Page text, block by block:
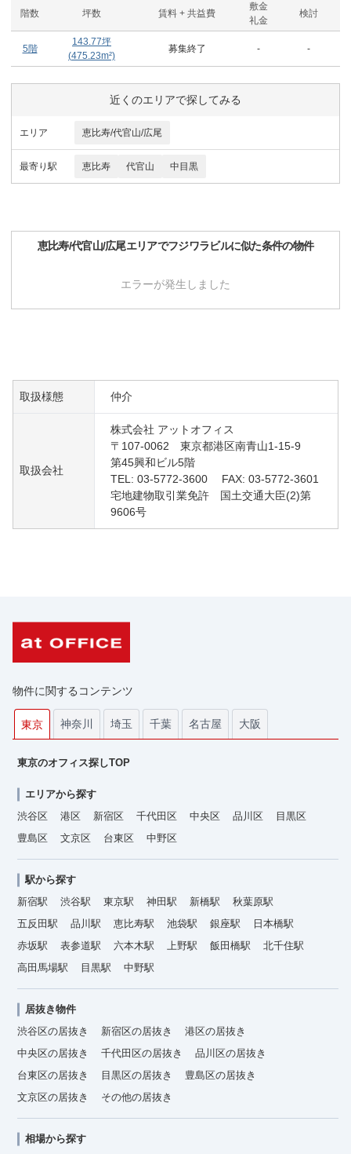
階数 坪数 賃料 + 共益費
敷金
礼金
検討
5階
143.77坪
(475.23m²)
募集終了 - -
近くのエリアで探してみる
エリア 恵比寿/代官山/広尾
最寄り駅 恵比寿 代官山 中目黒
恵比寿/代官山/広尾エリアでフジワラビルに似た条件の物件
エラーが発生しました
取扱様態 仲介
取扱会社
株式会社 アットオフィス
〒107-0062 東京都港区南青山1-15-9
第45興和ビル5階
TEL: 03-5772-3600 FAX: 03-5772-3601
宅地建物取引業免許 国土交通大臣(2)第
9606号
物件に関するコンテンツ
東京 神奈川 埼玉 千葉 名古屋 大阪
東京のオフィス探しTOP
エリアから探す
渋谷区
港区 新宿区 千代田区 中央区 品川区
目黒区
豊島区
文京区 台東区 中野区
駅から探す
新宿駅
渋谷駅 東京駅 神田駅 新橋駅
秋葉原駅
五反田駅
品川駅 恵比寿駅 池袋駅 銀座駅
日本橋駅
赤坂駅
表参道駅 六本木駅 上野駅 飯田橋駅
北千住駅
高田馬場駅
目黒駅 中野駅
居抜き物件
渋谷区の居抜き
新宿区の居抜き
港区の居抜き
中央区の居抜き
千代田区の居抜き
品川区の居抜き
台東区の居抜き
目黒区の居抜き
豊島区の居抜き
文京区の居抜き
その他の居抜き
相場から探す